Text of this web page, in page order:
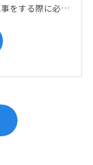
工程進捗管理・写真管理・安全管理や、工事をする際に必要な各種書類作成・届出 (申請) などの現場管理業務をお任せします。遅れている箇所のサポートに入るなど、臨機応変な対応が必要になります。